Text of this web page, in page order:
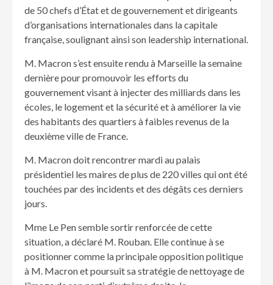
de 50 chefs d’État et de gouvernement et dirigeants
d’organisations internationales dans la capitale
française, soulignant ainsi son leadership international.
M. Macron s’est ensuite rendu à Marseille la semaine
dernière pour promouvoir les efforts du
gouvernement visant à injecter des milliards dans les
écoles, le logement et la sécurité et à améliorer la vie
des habitants des quartiers à faibles revenus de la
deuxième ville de France.
M. Macron doit rencontrer mardi au palais
présidentiel les maires de plus de 220 villes qui ont été
touchées par des incidents et des dégâts ces derniers
jours.
Mme Le Pen semble sortir renforcée de cette
situation, a déclaré M. Rouban. Elle continue à se
positionner comme la principale opposition politique
à M. Macron et poursuit sa stratégie de nettoyage de